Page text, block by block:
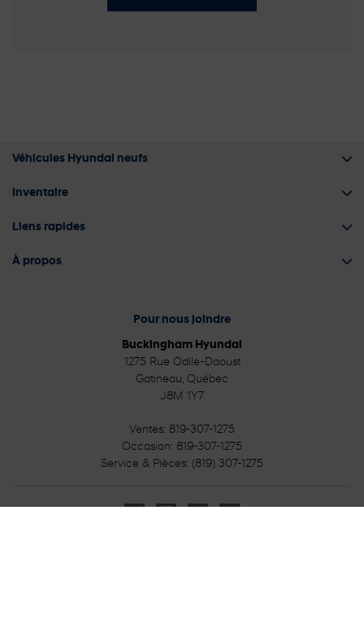
Pour nous joindre
Buckingham Hyundai
1275 Rue Odile-Daoust
Gatineau, Québec
J8M 1Y7
Ventes: 819-307-1275
Occasion: 819-307-1275
Service & Pièces: (819) 307-1275
Véhicules Hyundai neufs
Inventaire
Liens rapides
À propos